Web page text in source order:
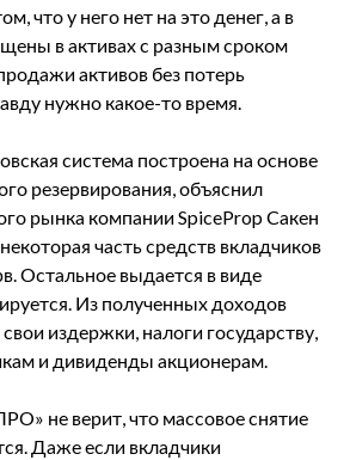
что у него нет на это денег, а в
в активах с разным сроком
активов без потерь
нужно какое-то время.
система построена на основе
резервирования, объяснил
рынка компании SpiceProp Сакен
часть средств вкладчиков
Остальное выдается в виде
Из полученных доходов
издержки, налоги государству,
и дивиденды акционерам.
не верит, что массовое снятие
Даже если вкладчики